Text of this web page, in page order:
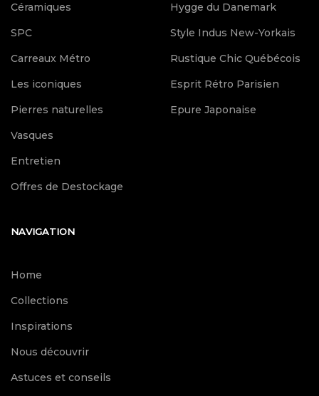
Céramiques
SPC
Carreaux Métro
Les iconiques
Pierres naturelles
Vasques
Entretien
Offres de Destockage
Hygge du Danemark
Style Indus New-Yorkais
Rustique Chic Québécois
Esprit Rétro Parisien
Epure Japonaise
NAVIGATION
Home
Collections
Inspirations
Nous découvrir
Astuces et conseils